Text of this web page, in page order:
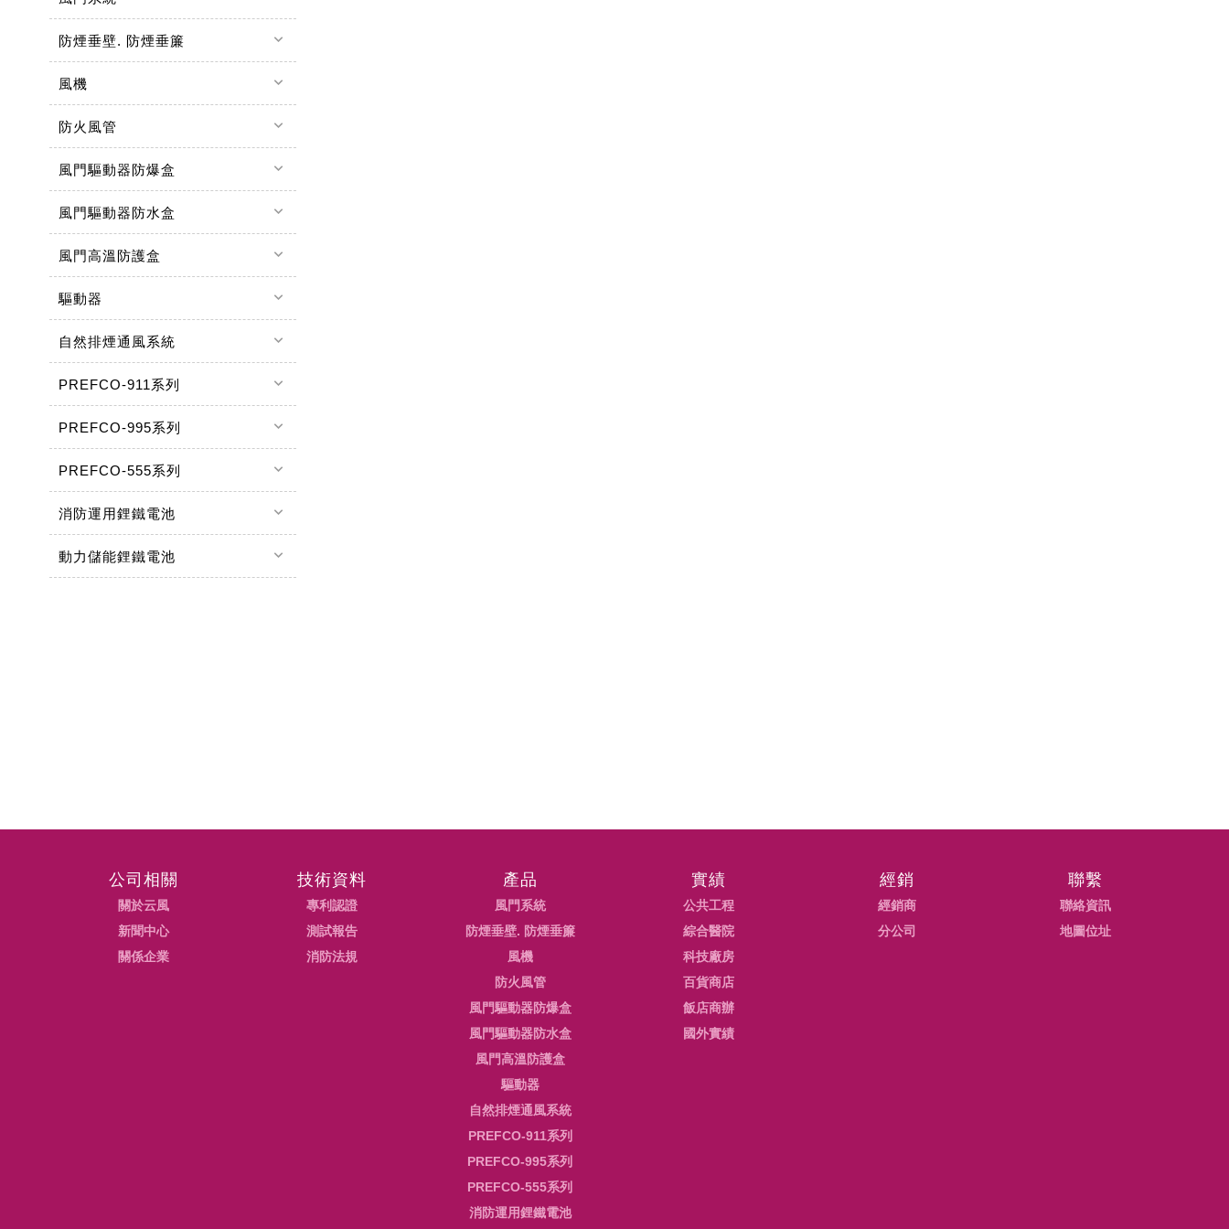
防煙垂壁. 防煙垂簾 keyboard_arrow_down
風機 keyboard_arrow_down
防火風管 keyboard_arrow_down
風門驅動器防爆盒 keyboard_arrow_down
風門驅動器防水盒 keyboard_arrow_down
風門高溫防護盒 keyboard_arrow_down
驅動器 keyboard_arrow_down
自然排煙通風系統 keyboard_arrow_down
PREFCO-911系列 keyboard_arrow_down
PREFCO-995系列 keyboard_arrow_down
PREFCO-555系列 keyboard_arrow_down
消防運用鋰鐵電池 keyboard_arrow_down
動力儲能鋰鐵電池 keyboard_arrow_down
公司相關
關於云風
新聞中心
關係企業
技術資料
專利認證
測試報告
消防法規
產品
風門系統
防煙垂壁. 防煙垂簾
風機
防火風管
風門驅動器防爆盒
風門驅動器防水盒
風門高溫防護盒
驅動器
自然排煙通風系統
PREFCO-911系列
PREFCO-995系列
PREFCO-555系列
消防運用鋰鐵電池
實績
公共工程
綜合醫院
科技廠房
百貨商店
飯店商辦
國外實績
經銷
經銷商
分公司
聯繫
聯絡資訊
地圖位址